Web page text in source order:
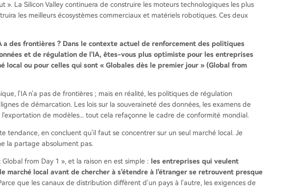
». La Silicon Valley continuera de construire les moteurs technologiques les plus
les meilleurs écosystèmes commerciaux et matériels robotiques. Ces deux
a des frontières ? Dans le contexte actuel de renforcement des politiques
et de régulation de l'IA, êtes-vous plus optimiste pour les entreprises
local ou pour celles qui sont « Globales dès le premier jour » (Global from
l'IA n'a pas de frontières ; mais en réalité, les politiques de régulation
de démarcation. Les lois sur la souveraineté des données, les examens de
de modèles... tout cela refaçonne le cadre de conformité mondial.
tendance, en concluent qu'il faut se concentrer sur un seul marché local. Je
la partage absolument pas.
from Day 1 », et la raison en est simple : les entreprises qui veulent
marché local avant de chercher à s'étendre à l'étranger se retrouvent presque
que les canaux de distribution diffèrent d'un pays à l'autre, les exigences de